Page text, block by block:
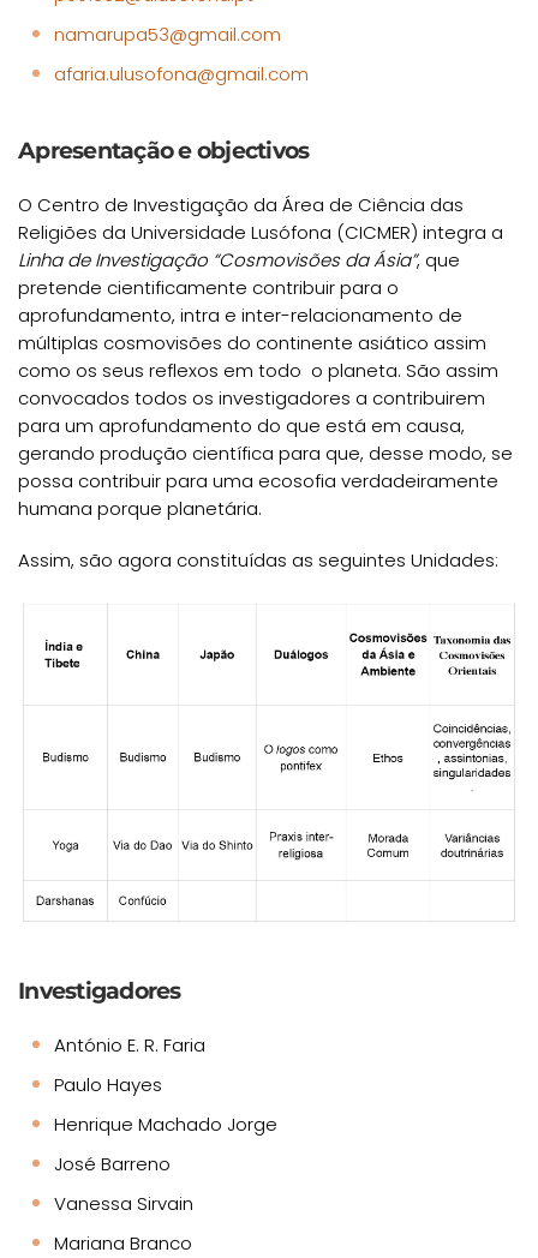
namarupa53@gmail.com
afaria.ulusofona@gmail.com
Apresentação e objectivos
O Centro de Investigação da Área de Ciência das
Religiões da Universidade Lusófona (CICMER) integra a
Linha de Investigação “Cosmovisões da Ásia”, que
pretende cientificamente contribuir para o
aprofundamento, intra e inter-relacionamento de
múltiplas cosmovisões do continente asiático assim
como os seus reflexos em todo o planeta. São assim
convocados todos os investigadores a contribuirem
para um aprofundamento do que está em causa,
gerando produção científica para que, desse modo, se
possa contribuir para uma ecosofia verdadeiramente
humana porque planetária.
Assim, são agora constituídas as seguintes Unidades:
Investigadores
António E. R. Faria
Paulo Hayes
Henrique Machado Jorge
José Barreno
Vanessa Sirvain
Mariana Branco